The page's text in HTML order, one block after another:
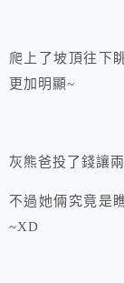
爬上了坡頂往下
更加明顯~
灰熊爸投了錢讓
不過她倆究竟是
~XD